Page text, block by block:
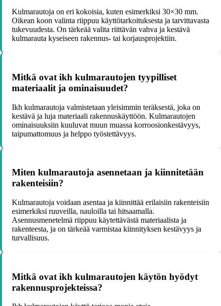
Kulmarautoja on eri kokoisia, kuten esimerkiksi 30×30 mm.
Oikean koon valinta riippuu käyttötarkoituksesta ja tarvittavasta
tukevuudesta. On tärkeää valita riittävän vahva ja kestävä
kulmarauta kyseiseen rakennus- tai korjausprojektiin.
Mitkä ovat ikh kulmarautojen tyypilliset
materiaalit ja ominaisuudet?
Ikh kulmarautoja valmistetaan yleisimmin teräksestä, joka on
kestävä ja luja materiaali rakennuskäyttöön. Kulmarautojen
ominaisuuksiin kuuluvat muun muassa korroosionkestävyys,
taipumattomuus ja helppo työstettävyys.
Miten kulmarautoja asennetaan ja kiinnitetään
rakenteisiin?
Kulmarautoja voidaan asentaa ja kiinnittää erilaisiin rakenteisiin
esimerkiksi ruuveilla, nauloilla tai hitsaamalla.
Asennusmenetelmä riippuu käytettävästä materiaalista ja
rakenteesta, ja on tärkeää varmistaa kiinnityksen kestävyys ja
turvallisuus.
Mitkä ovat ikh kulmarautojen käytön hyödyt
rakennusprojekteissa?